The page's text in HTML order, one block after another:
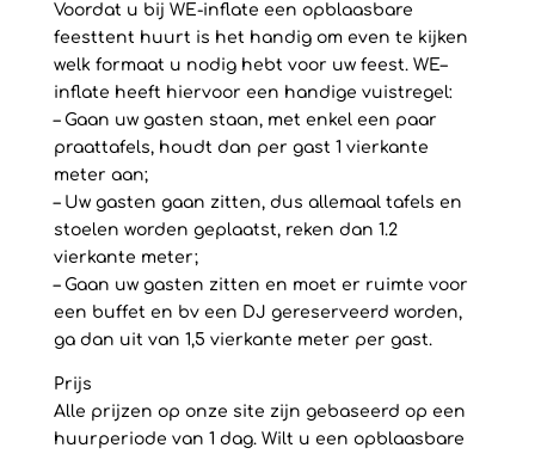
Voordat u bij WE-inflate een opblaasbare
feesttent huurt is het handig om even te kijken
welk formaat u nodig hebt voor uw feest. WE–
inflate heeft hiervoor een handige vuistregel:
– Gaan uw gasten staan, met enkel een paar
praattafels, houdt dan per gast 1 vierkante
meter aan;
– Uw gasten gaan zitten, dus allemaal tafels en
stoelen worden geplaatst, reken dan 1.2
vierkante meter;
– Gaan uw gasten zitten en moet er ruimte voor
een buffet en bv een DJ gereserveerd worden,
ga dan uit van 1,5 vierkante meter per gast.
Prijs
Alle prijzen op onze site zijn gebaseerd op een
huurperiode van 1 dag. Wilt u een opblaasbare